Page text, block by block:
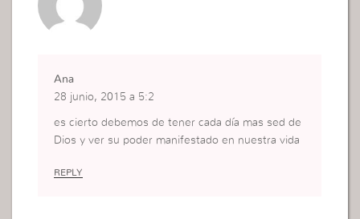
Ana
28 junio, 2015 a 5:2
es cierto debemos de tener cada día mas sed de
Dios y ver su poder manifestado en nuestra vida
REPLY